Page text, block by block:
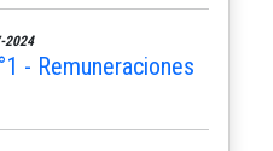
2024
- Remuneraciones